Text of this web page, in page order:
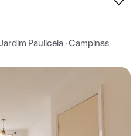
Pauliceia · Campinas